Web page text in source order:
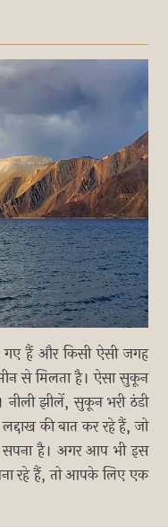
गए हैं और किसी ऐसी जगह
से मिलता है। ऐसा सुकून
नीली झीलें, सुकून भरी ठंडी
की बात कर रहे हैं, जो
सपना है। अगर आप भी इस
रहे हैं, तो आपके लिए एक